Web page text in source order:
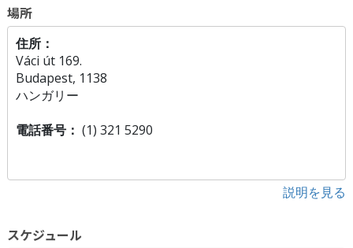
場所
住所：
Váci út 169.
Budapest, 1138
ハンガリー
電話番号： (1) 321 5290
説明を見る
スケジュール